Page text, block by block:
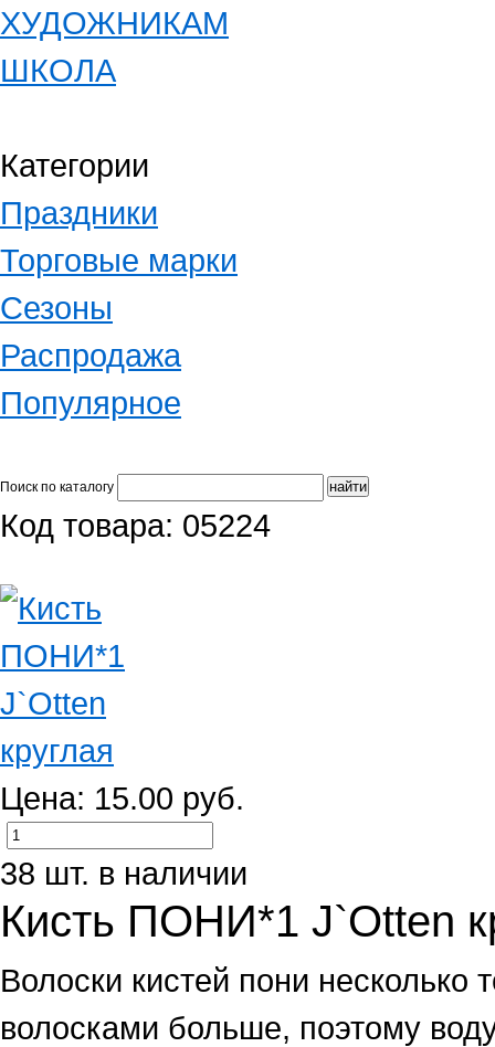
ХУДОЖНИКАМ
ШКОЛА
Категории
Праздники
Торговые марки
Сезоны
Распродажа
Популярное
Поиск по каталогу
Код товара: 05224
Цена: 15.00 руб.
38 шт. в наличии
Кисть ПОНИ*1 J`Otten
Волоски кистей пони
волосками больше, поэтому